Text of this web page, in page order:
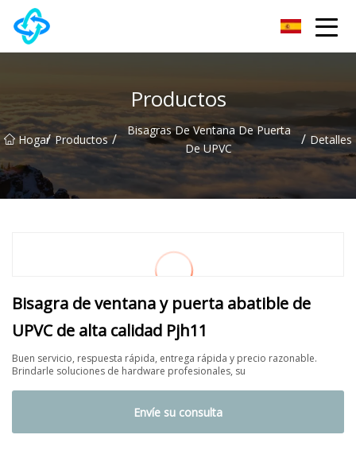
Grupo Co., Ltd de la cerradura de puerta de Chongqing UPVC
Productos
Hogar
/ Productos /
Bisagras De Ventana De Puerta
De UPVC
/ Detalles
Bisagra de ventana y puerta abatible de
UPVC de alta calidad Pjh11
Buen servicio, respuesta rápida, entrega rápida y precio razonable.
Brindarle soluciones de hardware profesionales, su
Envíe su consulta